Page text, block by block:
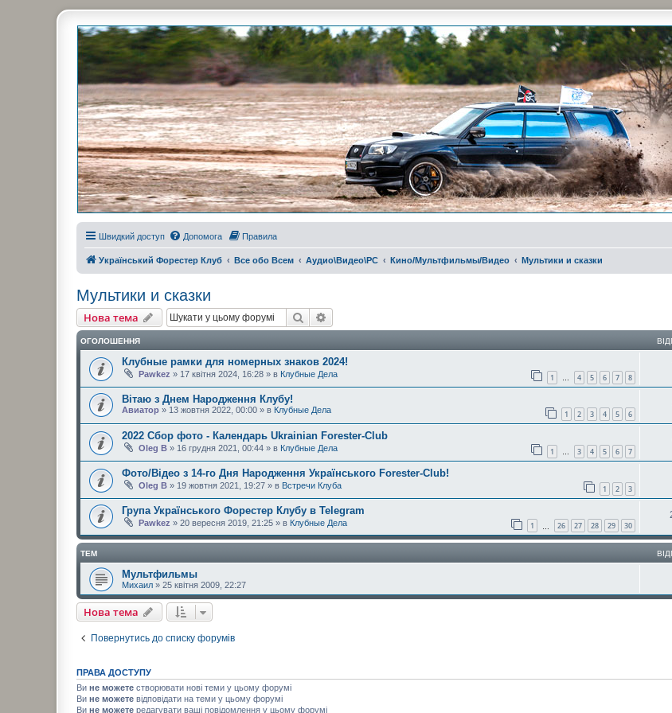
Украинский Форестер Клуб
Всеукраинский клуб владельцев Subaru Forester. Клубные покатушки на природе и еженедельные встречи, скидки от партнеров и просто
Швидкий доступ Допомога Правила
Український Форестер Клуб Все обо Всем Аудио\Видео\РС Кино/Мультфильмы/Видео Мультики и сказки
Мультики и сказки
Нова тема Пошук
ОГОЛОШЕННЯ
Клубные рамки для номерных знаков 2024!
Pawkez » 17 квітня 2024, 16:28 » в Клубные Дела 1 … 4 5 6 7 8
Вітаю з Днем Народження Клубу!
Авиатор » 13 жовтня 2022, 00:00 » в Клубные Дела 1 2 3 4 5 6
2022 Сбор фото - Календарь Ukrainian Forester-Club
Oleg B » 16 грудня 2021, 00:44 » в Клубные Дела 1 … 3 4 5 6 7
Фото/Відео з 14-го Дня Народження Українського Forester-Club!
Oleg B » 19 жовтня 2021, 19:27 » в Встречи Клуба 1 2 3
Група Українського Форестер Клубу в Telegram
Pawkez » 20 вересня 2019, 21:25 » в Клубные Дела 1 26 27 28 29 30
ТЕМ
Мультфильмы
Михаил » 25 квітня 2009, 22:27
Нова тема
Повернутись до списку форумів
ПРАВА ДОСТУПУ
Ви не можете створювати нові теми у цьому форумі
Ви не можете відповідати на теми у цьому форумі
Ви не можете редагувати ваші повідомлення у цьому форумі